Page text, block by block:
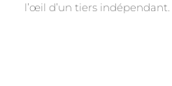
l’œil d’un tiers indépendant.